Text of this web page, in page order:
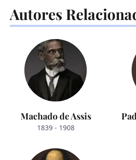
Autores
Machado de Assis
1839 - 1908